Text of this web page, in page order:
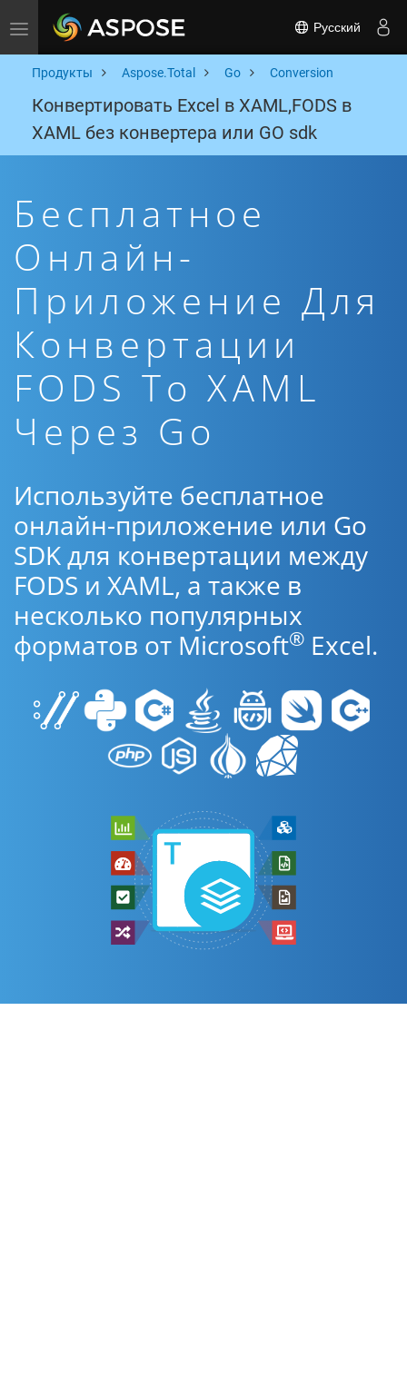
Toggle navigation Русский
Продукты Aspose.Total Go Conversion
Конвертировать Excel в XAML,FODS в
XAML без конвертера или GO sdk
Бесплатное
Онлайн-
Приложение Для
Конвертации
FODS To XAML
Через Go
Используйте бесплатное
онлайн-приложение или Go
SDK для конвертации между
FODS и XAML, а также в
несколько популярных
форматов от Microsoft® Excel.